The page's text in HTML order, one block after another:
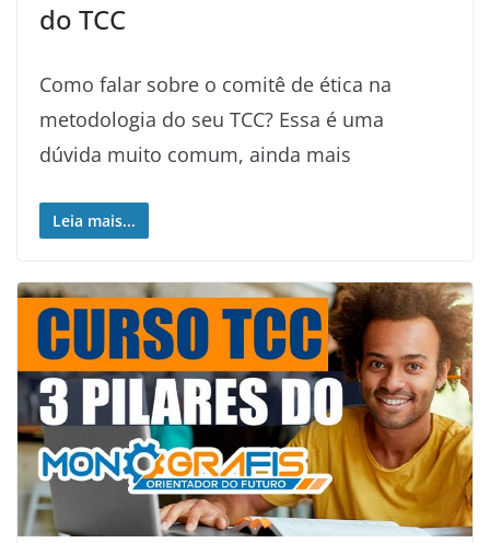
do TCC
Como falar sobre o comitê de ética na
metodologia do seu TCC? Essa é uma
dúvida muito comum, ainda mais
Leia mais...